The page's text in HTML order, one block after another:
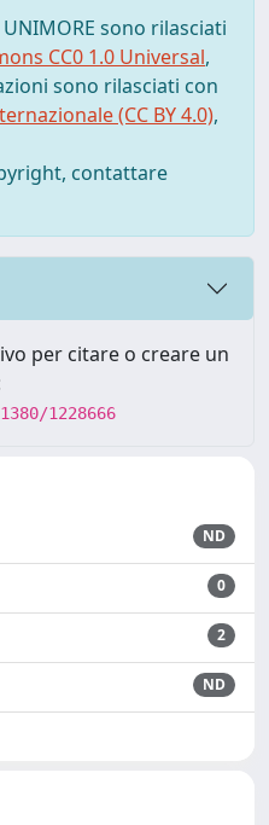
sono rilasciati
CC0 1.0 Universal,
sono rilasciati con
(CC BY 4.0),
contattare
per citare o creare un
1228666
ND
0
2
ND